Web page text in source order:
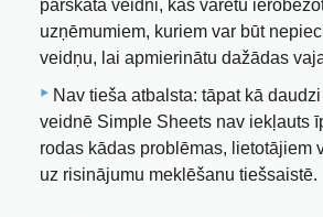
pārskata veidni, kas varētu
uzņēmumiem, kuriem var būt
veidņu, lai apmierinātu dažādas
Nav tieša atbalsta: tāpat kā
veidnē Simple Sheets nav iekļauts
rodas kādas problēmas, lietotājiem
uz risinājumu meklēšanu tiešsaistē.